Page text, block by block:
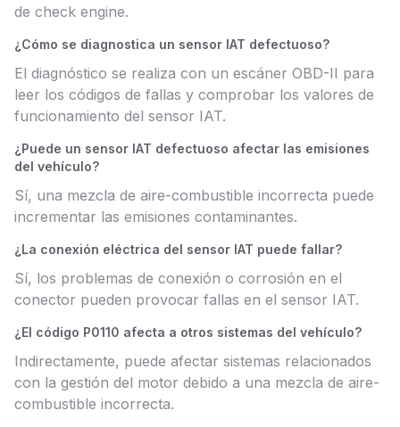
de check engine.
¿Cómo se diagnostica un sensor IAT defectuoso?
El diagnóstico se realiza con un escáner OBD-II para
leer los códigos de fallas y comprobar los valores de
funcionamiento del sensor IAT.
¿Puede un sensor IAT defectuoso afectar las emisiones
del vehículo?
Sí, una mezcla de aire-combustible incorrecta puede
incrementar las emisiones contaminantes.
¿La conexión eléctrica del sensor IAT puede fallar?
Sí, los problemas de conexión o corrosión en el
conector pueden provocar fallas en el sensor IAT.
¿El código P0110 afecta a otros sistemas del vehículo?
Indirectamente, puede afectar sistemas relacionados
con la gestión del motor debido a una mezcla de aire-
combustible incorrecta.